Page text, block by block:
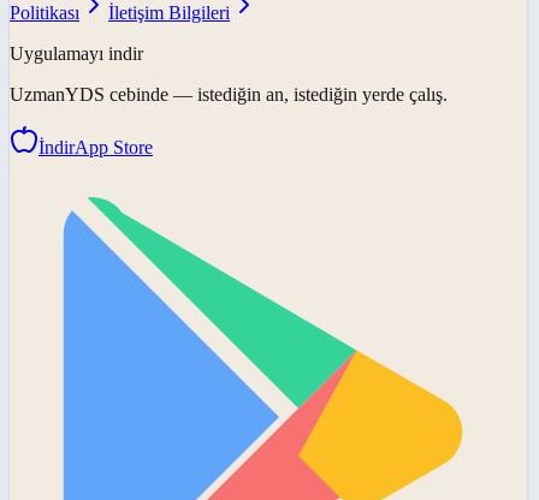
Politikası
İletişim Bilgileri
Uygulamayı indir
UzmanYDS cebinde — istediğin an, istediğin yerde çalış.
İndirApp Store